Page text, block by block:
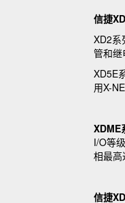
信捷
XD2系
管和
XD5E
用X-
XDME
I/O等
相最高
信捷